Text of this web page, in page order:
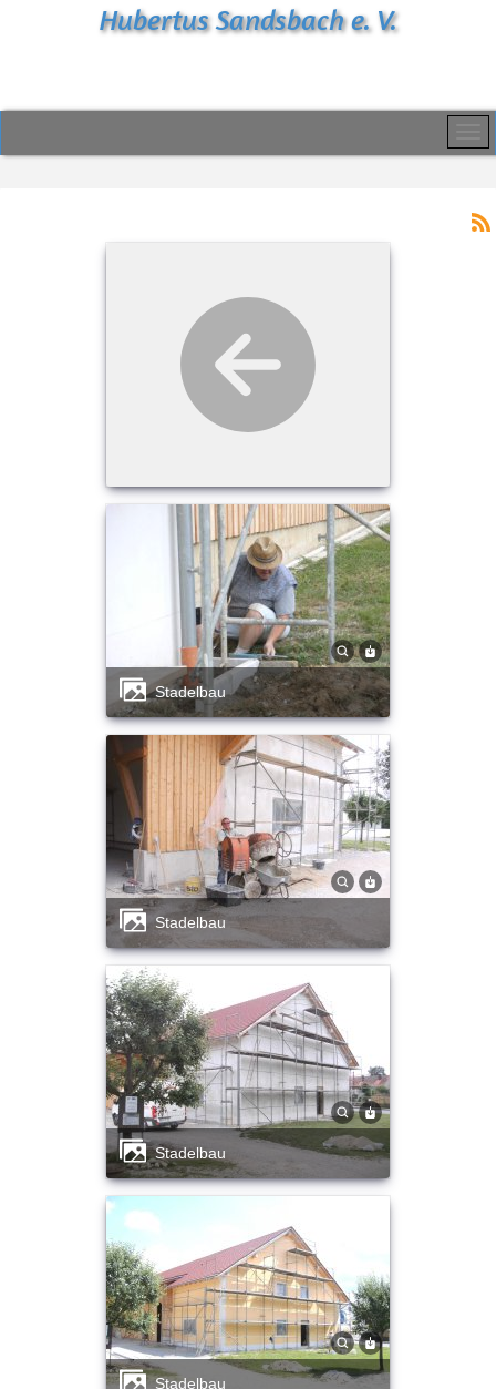
Hubertus Sandsbach e. V.
Stadelbau
Stadelbau
Stadelbau
Stadelbau